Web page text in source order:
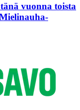
vuonna toista